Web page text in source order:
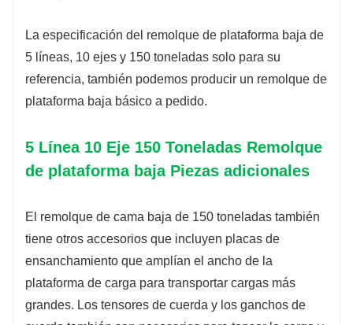
La especificación del remolque de plataforma baja de
5 líneas, 10 ejes y 150 toneladas solo para su
referencia, también podemos producir un remolque de
plataforma baja básico a pedido.
5 Línea 10 Eje 150 Toneladas Remolque
de plataforma baja Piezas adicionales
El remolque de cama baja de 150 toneladas también
tiene otros accesorios que incluyen placas de
ensanchamiento que amplían el ancho de la
plataforma de carga para transportar cargas más
grandes. Los tensores de cuerda y los ganchos de